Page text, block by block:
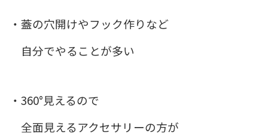
・蓋の穴開けやフック作りなど
自分でやることが多い
・360°見えるので
全面見えるアクセサリーの方が